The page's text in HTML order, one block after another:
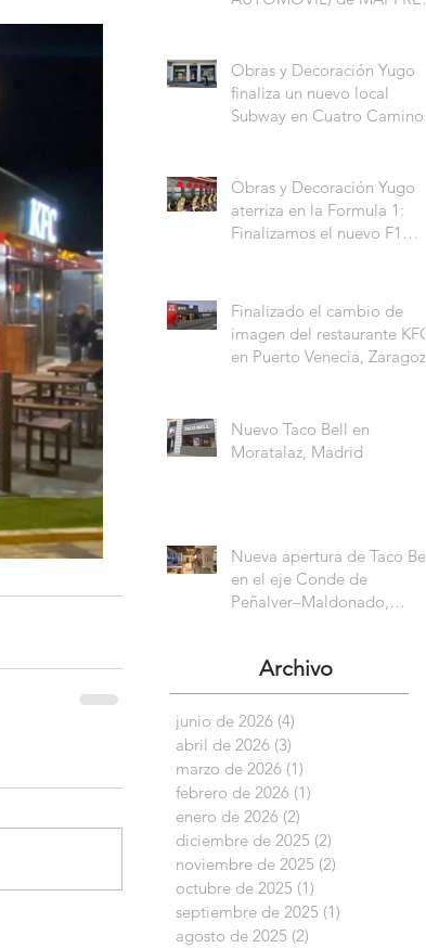
Obras y Decoración Yugo
finaliza un nuevo local
Subway en Cuatro Caminos.
Obras y Decoración Yugo
aterriza en la Formula 1:
Finalizamos el nuevo F1
Finalizado el cambio de
imagen del restaurante KFC
en Puerto Venecia, Zaragoza
Nuevo Taco Bell en
Moratalaz, Madrid
Nueva apertura de Taco Bell
en el eje Conde de
Peñalver–Maldonado,
Archivo
junio de 2026 (4)
abril de 2026 (3)
marzo de 2026 (1)
febrero de 2026 (1)
enero de 2026 (2)
diciembre de 2025 (2)
noviembre de 2025 (2)
octubre de 2025 (1)
septiembre de 2025 (1)
agosto de 2025 (2)